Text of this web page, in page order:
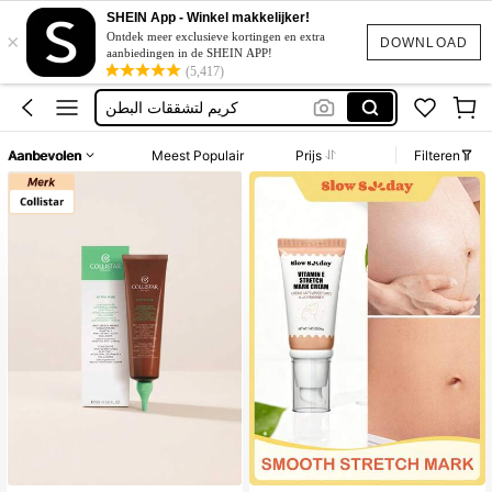
DOWNLOAD
×
SHEIN App - Winkel makkelijker!
Ontdek meer exclusieve kortingen en extra
aanbiedingen in de SHEIN APP!
(5,417)
Antiestrias Embarazo
Stretch Mark
Rozstępy
كريم لتشققات البطن
Antiestrias Embarazo
Aanbevolen Meest Populair Prijs Filteren